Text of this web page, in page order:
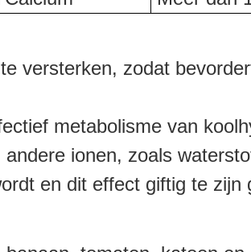
versterken, zodat
metabolisme van
ionen, zoals
en dit effect giftig te zijn